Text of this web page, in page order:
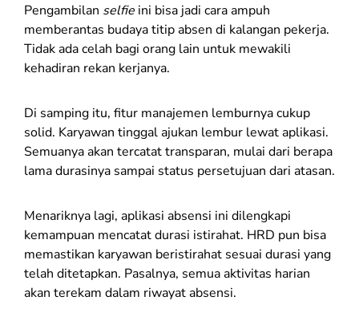
Pengambilan selfie ini bisa jadi cara ampuh
memberantas budaya titip absen di kalangan pekerja.
Tidak ada celah bagi orang lain untuk mewakili
kehadiran rekan kerjanya.
Di samping itu, fitur manajemen lemburnya cukup
solid. Karyawan tinggal ajukan lembur lewat aplikasi.
Semuanya akan tercatat transparan, mulai dari berapa
lama durasinya sampai status persetujuan dari atasan.
Menariknya lagi, aplikasi absensi ini dilengkapi
kemampuan mencatat durasi istirahat. HRD pun bisa
memastikan karyawan beristirahat sesuai durasi yang
telah ditetapkan. Pasalnya, semua aktivitas harian
akan terekam dalam riwayat absensi.